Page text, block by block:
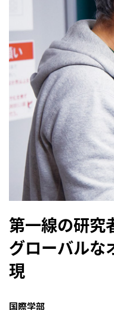
第一線の研究
グローバルな
現
国際学部